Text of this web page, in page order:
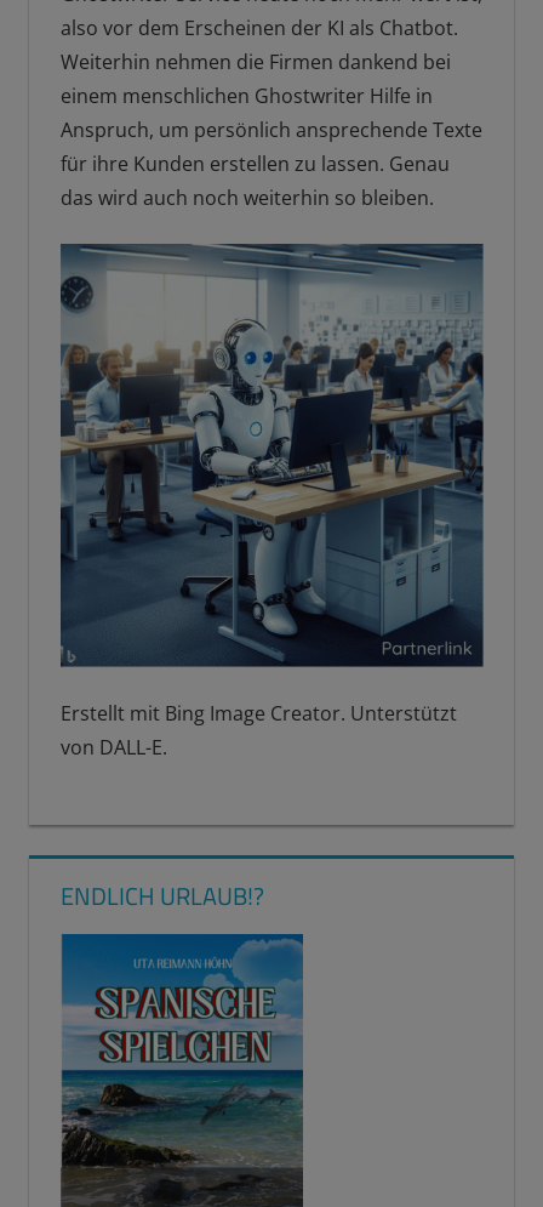
also vor dem Erscheinen der KI als Chatbot.
Weiterhin nehmen die Firmen dankend bei
einem menschlichen Ghostwriter Hilfe in
Anspruch, um persönlich ansprechende Texte
für ihre Kunden erstellen zu lassen. Genau
das wird auch noch weiterhin so bleiben.
Erstellt mit Bing Image Creator. Unterstützt
von DALL-E.
ENDLICH URLAUB!?